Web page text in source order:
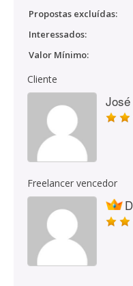
Propostas excluídas:
Interessados:
Valor Mínimo:
Cliente
José
Freelancer vencedor